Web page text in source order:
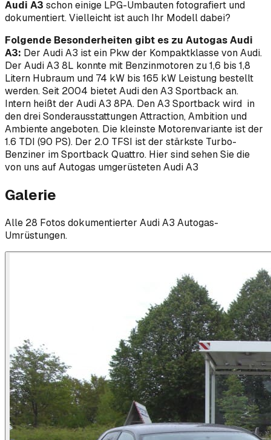
Audi A3 schon einige LPG-Umbauten fotografiert und
dokumentiert. Vielleicht ist auch Ihr Modell dabei?
Folgende Besonderheiten gibt es zu Autogas Audi
A3: Der Audi A3 ist ein Pkw der Kompaktklasse von Audi.
Der Audi A3 8L konnte mit Benzinmotoren zu 1,6 bis 1,8
Litern Hubraum und 74 kW bis 165 kW Leistung bestellt
werden. Seit 2004 bietet Audi den A3 Sportback an.
Intern heißt der Audi A3 8PA. Den A3 Sportback wird in
den drei Sonderausstattungen Attraction, Ambition und
Ambiente angeboten. Die kleinste Motorenvariante ist der
1.6 TDI (90 PS). Der 2.0 TFSI ist der stärkste Turbo-
Benziner im Sportback Quattro. Hier sind sehen Sie die
von uns auf Autogas umgerüsteten Audi A3
Galerie
Alle 28 Fotos dokumentierter AudiA3 Autogas-
Umrüstungen.